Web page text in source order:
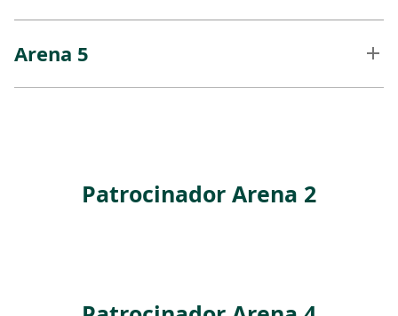
Arena 5
Patrocinador Arena 2